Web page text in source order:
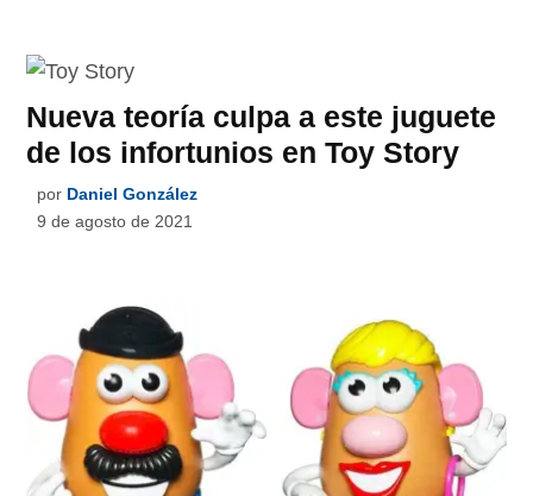
Nueva teoría culpa a este juguete
de los infortunios en Toy Story
por Daniel González
9 de agosto de 2021